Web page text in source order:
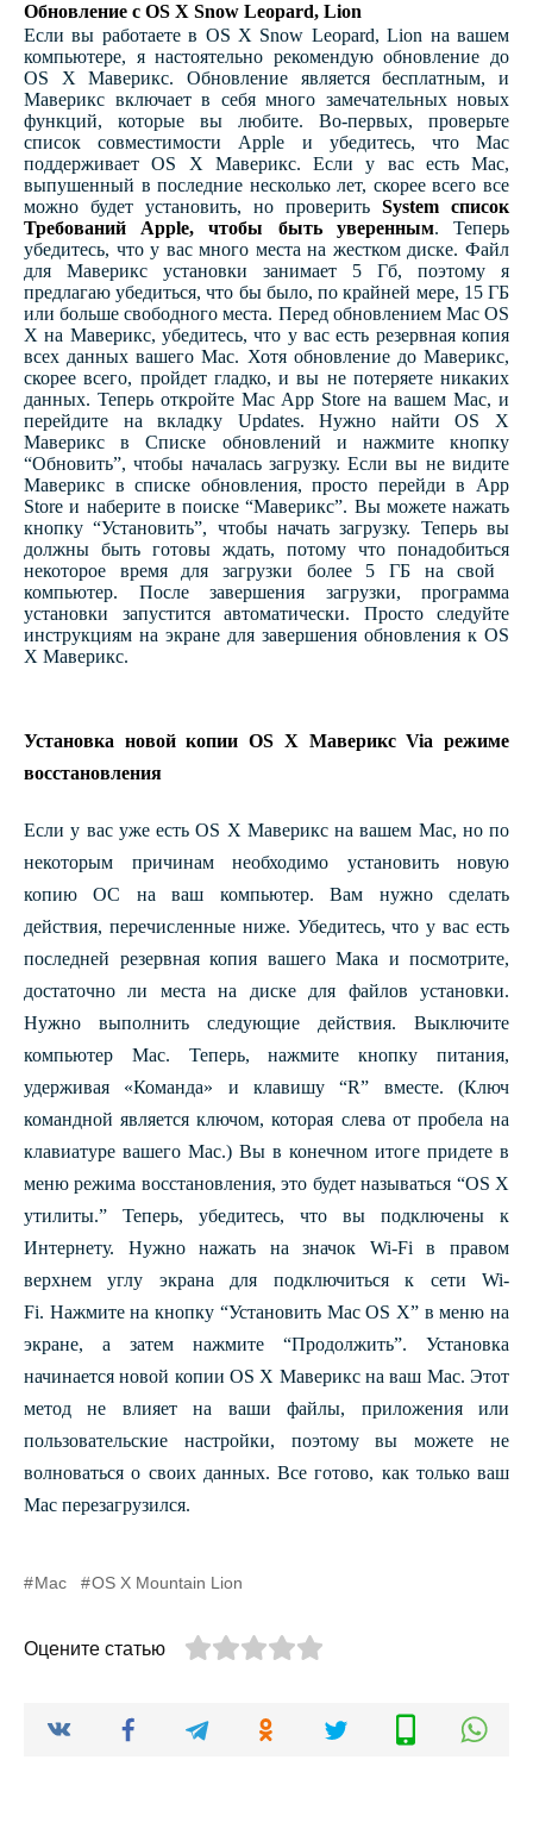
Обновление с OS X Snow Leopard, Lion
Если вы работаете в OS X Snow Leopard, Lion на вашем
компьютере, я настоятельно рекомендую обновление до
OS X Маверикс. Обновление является бесплатным, и
Маверикс включает в себя много замечательных новых
функций, которые вы любите. Во-первых, проверьте
список совместимости Apple и убедитесь, что Mac
поддерживает OS X Маверикс. Если у вас есть Mac,
выпушенный в последние несколько лет, скорее всего все
можно будет установить, но проверить System список
Требований Apple, чтобы быть уверенным. Теперь
убедитесь, что у вас много места на жестком диске. Файл
для Маверикс установки занимает 5 Гб, поэтому я
предлагаю убедиться, что бы было, по крайней мере, 15 ГБ
или больше свободного места. Перед обновлением Mac OS
X на Маверикс, убедитесь, что у вас есть резервная копия
всех данных вашего Mac. Хотя обновление до Маверикс,
скорее всего, пройдет гладко, и вы не потеряете никаких
данных. Теперь откройте Mac App Store на вашем Mac, и
перейдите на вкладку Updates. Нужно найти OS X
Маверикс в Списке обновлений и нажмите кнопку
“Обновить”, чтобы началась загрузку. Если вы не видите
Маверикс в списке обновления, просто перейди в App
Store и наберите в поиске “Маверикс”. Вы можете нажать
кнопку “Установить”, чтобы начать загрузку. Теперь вы
должны быть готовы ждать, потому что понадобиться
некоторое время для загрузки более 5 ГБ на свой ​​
компьютер. После завершения загрузки, программа
установки запустится автоматически. Просто следуйте
инструкциям на экране для завершения обновления к OS
X Маверикс.
Установка новой копии OS X Маверикс Via режиме
восстановления
Если у вас уже есть OS X Маверикс на вашем Mac, но по
некоторым причинам необходимо установить новую
копию ОС на ваш компьютер. Вам нужно сделать
действия, перечисленные ниже. Убедитесь, что у вас есть
последней резервная копия вашего Мака и посмотрите,
достаточно ли места на диске для файлов установки.
Нужно выполнить следующие действия.
Выключите
компьютер Mac.
Теперь, нажмите кнопку питания,
удерживая «Команда» и клавишу “R” вместе.
(Ключ
командной является ключом, которая слева от пробела на
клавиатуре вашего Mac.) Вы в конечном итоге придете в
меню режима восстановления, это будет называться “OS X
утилиты.”
Теперь, убедитесь, что вы подключены к
Интернету.
Нужно нажать на значок Wi-Fi в правом
верхнем углу экрана для подключиться к сети Wi-
Fi. Нажмите на кнопку “Установить Mac OS X” в меню на
экране, а затем нажмите “Продолжить”. Установка
начинается новой копии OS X Маверикс на ваш Mac. Этот
метод не влияет на ваши файлы, приложения или
пользовательские настройки, поэтому вы можете не
волноваться о своих данных. Все готово, как только ваш
Mac перезагрузился.
Mac OS X Mountain Lion
Оцените статью